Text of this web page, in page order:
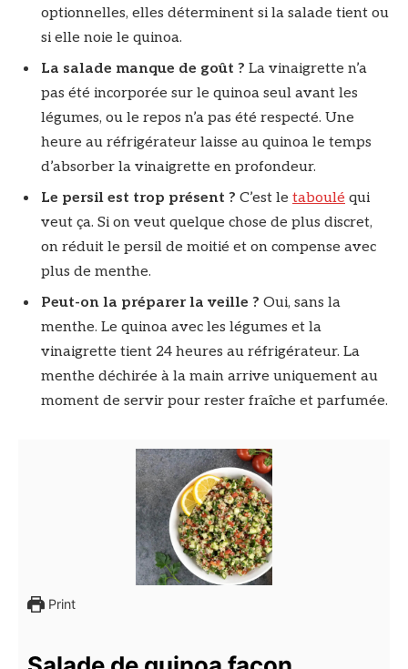
optionnelles, elles déterminent si la salade tient ou
si elle noie le quinoa.
La salade manque de goût ? La vinaigrette n’a
pas été incorporée sur le quinoa seul avant les
légumes, ou le repos n’a pas été respecté. Une
heure au réfrigérateur laisse au quinoa le temps
d’absorber la vinaigrette en profondeur.
Le persil est trop présent ? C’est le taboulé qui
veut ça. Si on veut quelque chose de plus discret,
on réduit le persil de moitié et on compense avec
plus de menthe.
Peut-on la préparer la veille ? Oui, sans la
menthe. Le quinoa avec les légumes et la
vinaigrette tient 24 heures au réfrigérateur. La
menthe déchirée à la main arrive uniquement au
moment de servir pour rester fraîche et parfumée.
Print